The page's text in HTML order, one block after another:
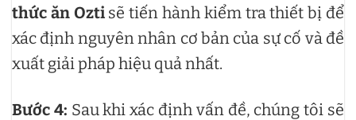
thức ăn Oztisẽ tiến hành kiểm tra thiết bị để
xác định nguyên nhân cơ bản của sự cố và đề
xuất giải pháp hiệu quả nhất.
Bước 4: Sau khi xác định vấn đề, chúng tôi sẽ